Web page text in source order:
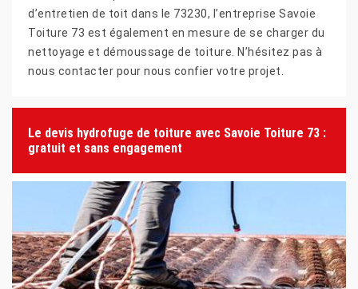
d’entretien de toit dans le 73230, l’entreprise Savoie
Toiture 73 est également en mesure de se charger du
nettoyage et démoussage de toiture. N’hésitez pas à
nous contacter pour nous confier votre projet.
Le devis hydrofuge de toiture avec Savoie Toiture 73 :
gratuit et sans engagement